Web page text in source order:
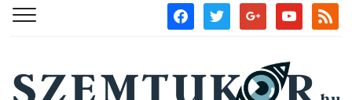
facebooktwitter google youtube rss